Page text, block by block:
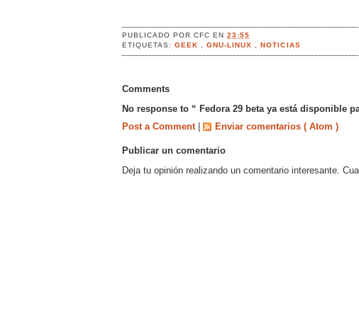
PUBLICADO PORCFCEN23:55
ETIQUETAS:GEEK ,GNU-LINUX ,NOTICIAS
Comments
No response to “ Fedora 29 beta ya está disponible
Post a Comment
Enviar comentarios ( Atom )
Publicar un comentario
Deja tu opinión realizando un comentario interesante.